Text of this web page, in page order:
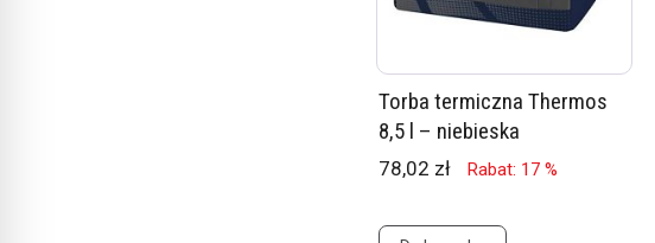
Torba termiczna Thermos
8,5 l – niebieska
78,02 zł Rabat: 17 %